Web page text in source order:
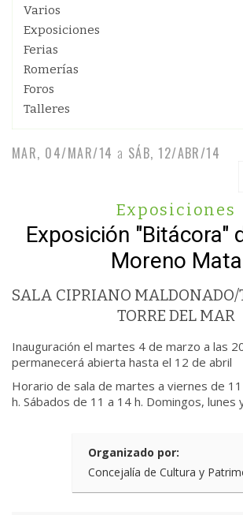
Varios
Exposiciones
Ferias
Romerías
Foros
Talleres
MAR, 04/MAR/14 a SÁB, 12/ABR/14
Exposiciones
Exposición "Bitácora"
Moreno Mata
SALA CIPRIANO MALDONADO/
TORRE DEL MAR
Inauguración el martes 4 de marzo a las
permanecerá abierta hasta el 12 de abril
Horario de sala de martes a viernes de
h. Sábados de 11 a 14 h. Domingos,
Organizado por:
Concejalía de Cultura y